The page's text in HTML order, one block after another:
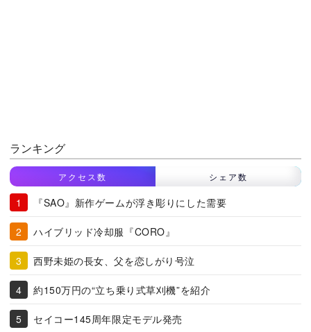
ランキング
アクセス数 シェア数
『SAO』新作ゲームが浮き彫りにした需要
ハイブリッド冷却服『CORO』
西野未姫の長女、父を恋しがり号泣
約150万円の“立ち乗り式草刈機”を紹介
セイコー145周年限定モデル発売